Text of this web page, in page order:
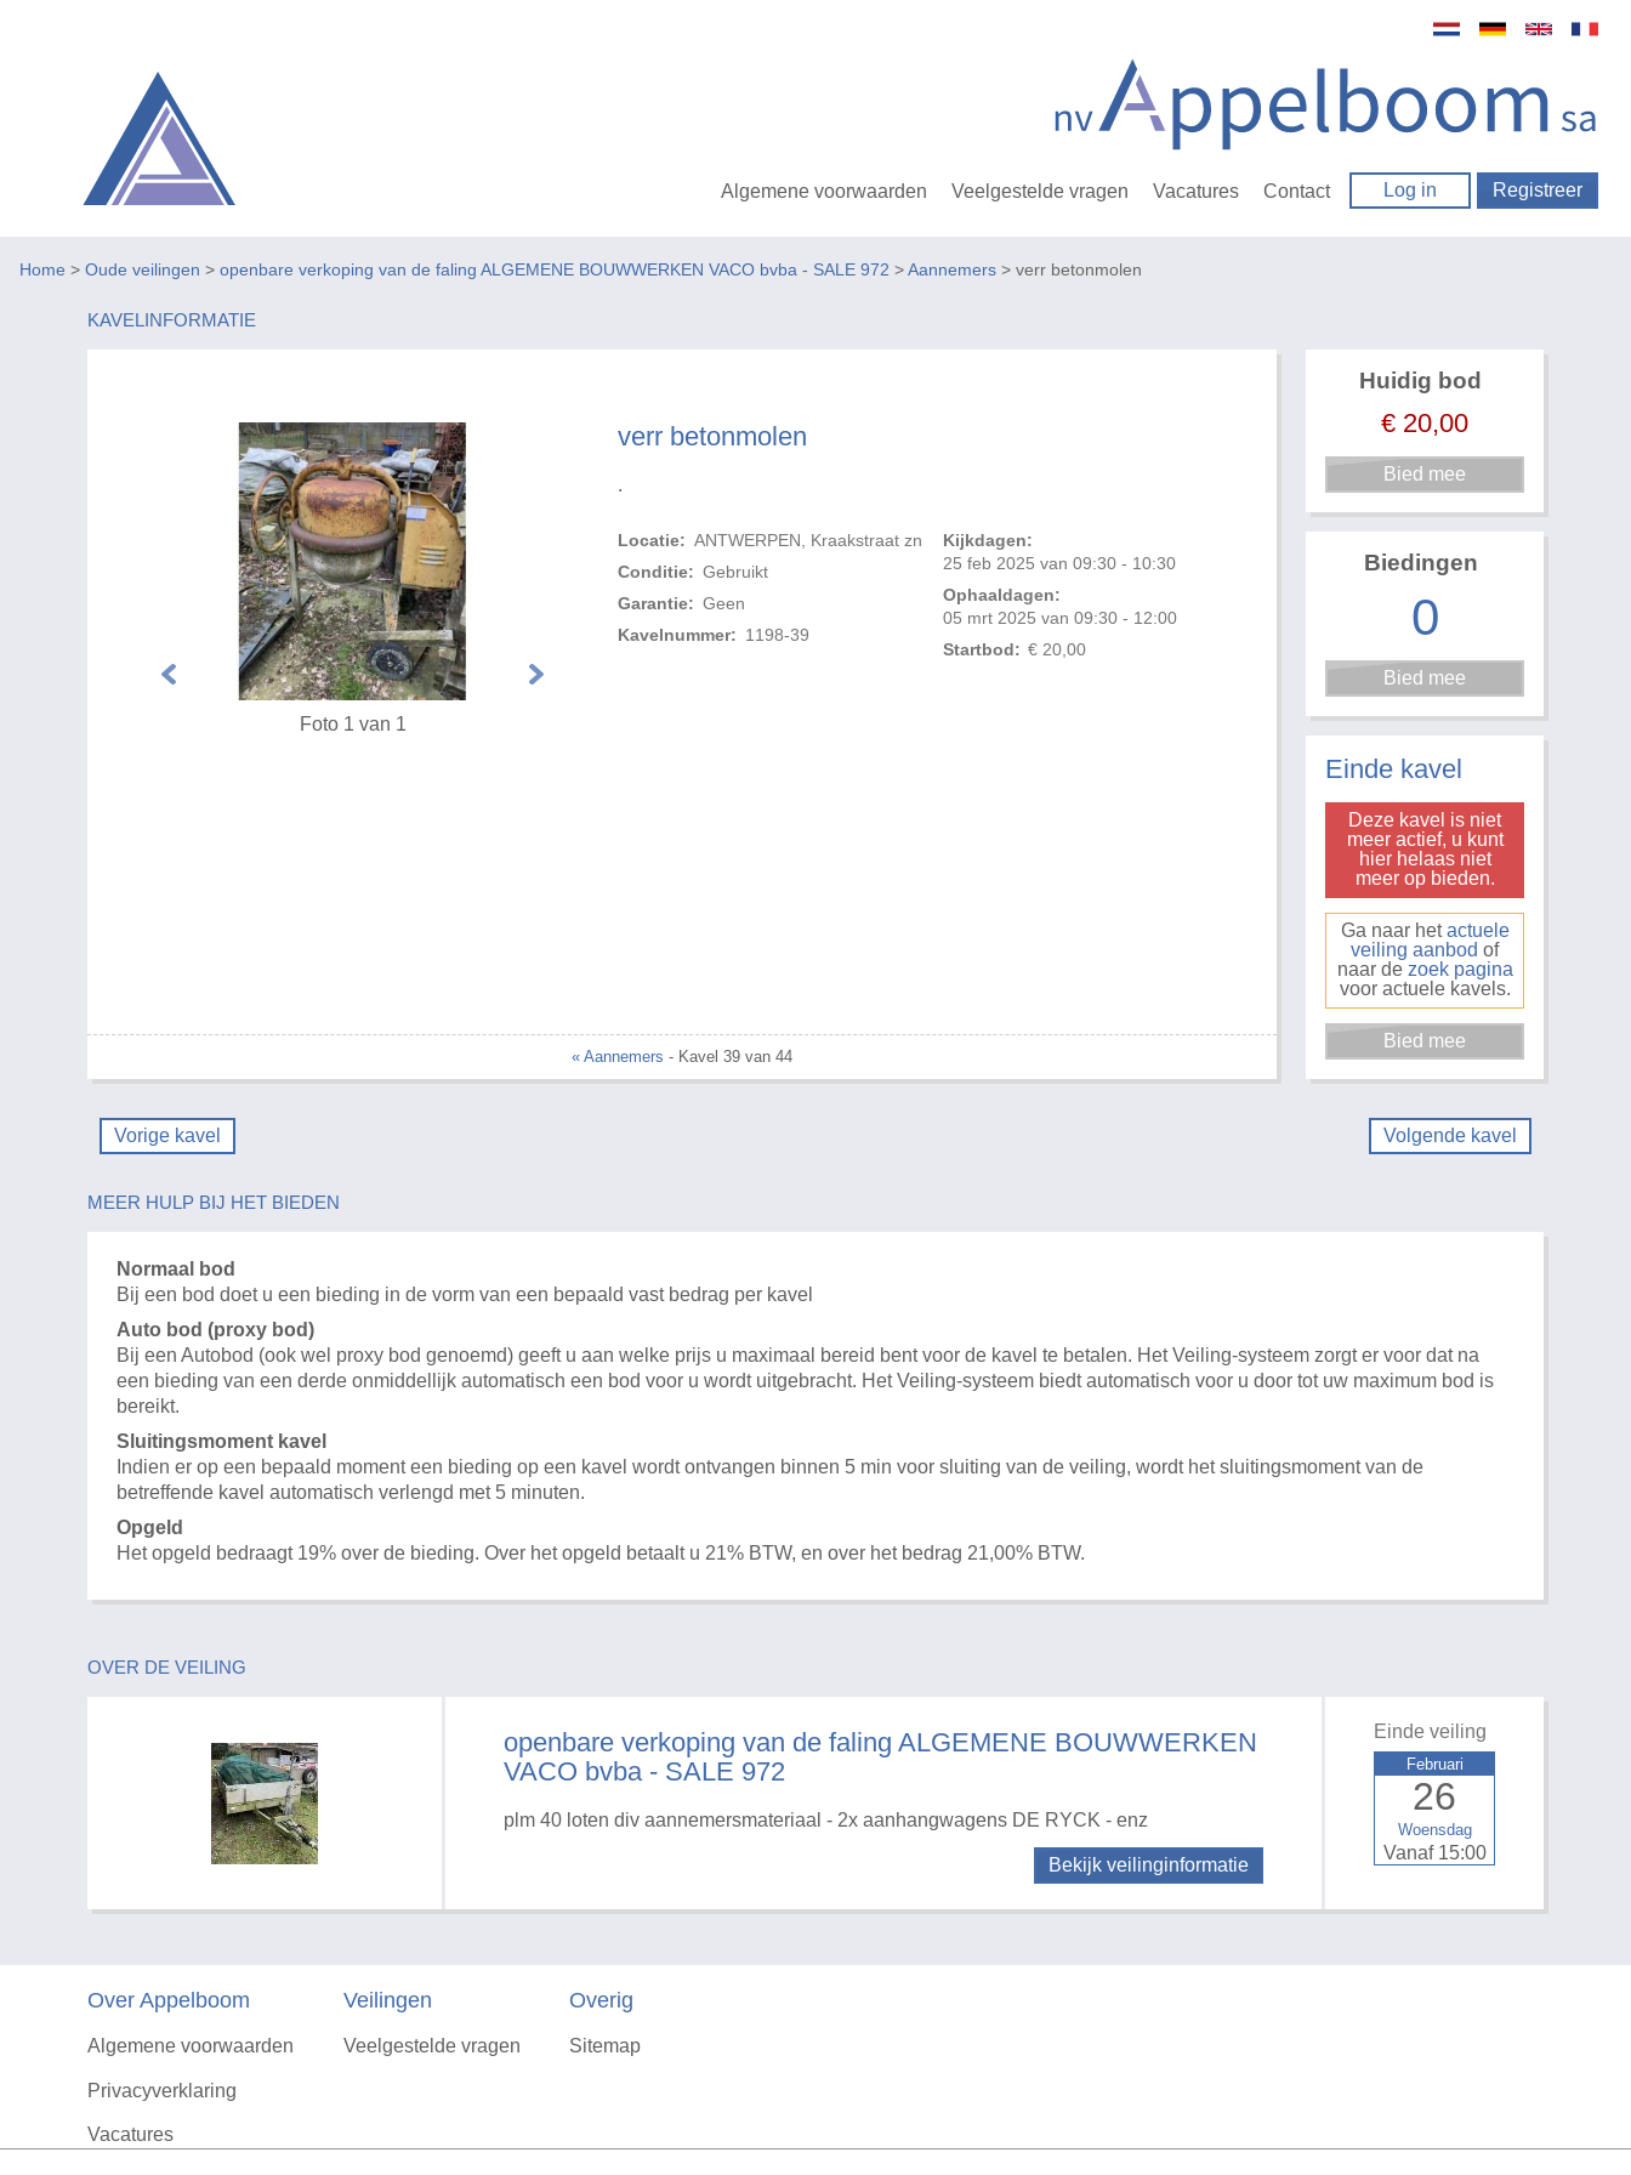
Algemene voorwaarden Veelgestelde vragen Vacatures Contact Log in Registreer
Home > Oude veilingen > openbare verkoping van de faling ALGEMENE BOUWWERKEN VACO bvba - SALE 972 >Aannemers > verr betonmolen
KAVELINFORMATIE
verr betonmolen
.
Locatie: ANTWERPEN, Kraakstraat zn
Conditie: Gebruikt
Garantie: Geen
Kavelnummer: 1198-39
Kijkdagen:
25 feb 2025 van 09:30 - 10:30
Ophaaldagen:
05 mrt 2025 van 09:30 - 12:00
Startbod: € 20,00
Foto 1 van 1
« Aannemers - Kavel 39 van 44
Huidig bod
€ 20,00
Biedingen
0
Einde kavel
Deze kavel is niet
meer actief, u kunt
hier helaas niet
meer op bieden.
Ga naar hetactuele
veiling aanbod of
naar de zoek pagina
voor actuele kavels.
Vorige kavel Volgende kavel
MEER HULP BIJ HET BIEDEN
Normaal bod
Bij een bod doet u een bieding in de vorm van een bepaald vast bedrag per kavel
Auto bod (proxy bod)
Bij een Autobod (ook wel proxy bod genoemd) geeft u aan welke prijs u maximaal bereid bent voor de kavel te betalen. Het Veiling-systeem zorgt er voor dat na
een bieding van een derde onmiddellijk automatisch een bod voor u wordt uitgebracht. Het Veiling-systeem biedt automatisch voor u door tot uw maximum bod is
bereikt.
Sluitingsmoment kavel
Indien er op een bepaald moment een bieding op een kavel wordt ontvangen binnen 5 min voor sluiting van de veiling, wordt het sluitingsmoment van de
betreffende kavel automatisch verlengd met 5 minuten.
Opgeld
Het opgeld bedraagt 19% over de bieding. Over het opgeld betaalt u 21% BTW, en over het bedrag 21,00% BTW.
OVER DE VEILING
openbare verkoping van de faling ALGEMENE BOUWWERKEN
VACO bvba - SALE 972
plm 40 loten div aannemersmateriaal - 2x aanhangwagens DE RYCK - enz
Bekijk veilinginformatie
Einde veiling
Woensdag
26
Februari
Vanaf 15:00
Over Appelboom
Algemene voorwaarden
Privacyverklaring
Vacatures
Veilingen
Veelgestelde vragen
Overig
Sitemap